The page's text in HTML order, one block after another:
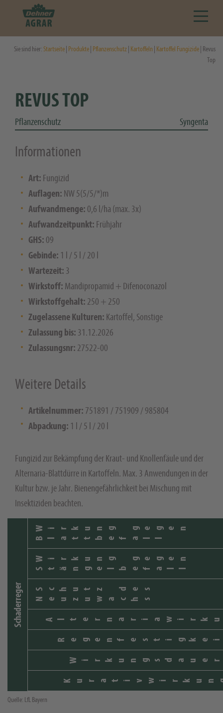
Sie sind hier:Startseite Produkte Pflanzenschutz Kartoffeln Kartoffel Fungizide | Revus
Top
REVUS TOP
Pflanzenschutz Syngenta
Informationen
Art: Fungizid
Auflagen: NW 5(5/5/*)m
Aufwandmenge: 0,6 l/ha (max. 3x)
Aufwandzeitpunkt: Frühjahr
GHS: 09
Gebinde: 1 l / 5 l / 20 l
Wartezeit: 3
Wirkstoff: Mandipropamid + Difenoconazol
Wirkstoffgehalt: 250 + 250
Zugelassene Kulturen: Kartoffel, Sonstige
Zulassung bis: 31.12.2026
Zulassungsnr: 27522-00
Weitere Details
Artikelnummer: 751891 / 751909 / 985804
Abpackung: 1 l / 5 l / 20 l
Fungizid zur Bekämpfung der Kraut- und Knollenfäule und der
Alternaria-Blattdürre in Kartoffeln. Max. 3 Anwendungen in der
Kultur bzw. je Jahr. Bienengefährlichkeit bei Mischung mit
Insektiziden beachten.
Schaderreger
Wirkungsdauer
Schutz des
Neuzuwachs
Wirkung gegen
Stängelbefall
Wirkung gegen
Blattbefall
Quelle: LfL Bayern